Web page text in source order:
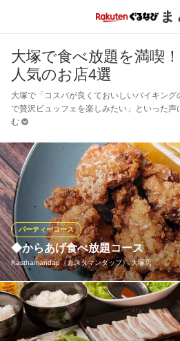
大塚で食べ放題を満喫
人気のお店4選
大塚で「コスパが良くておいしいバイキン
で贅沢ビュッフェを楽しみたい」といった声
む
◆からあげ食べ放題コース
Kasthamandap（カスタマンダップ） 大塚店
パーティーコース
2.５時間飲み放題付きのコース！旬野
ライ＆唐揚げ、ビールにぴったりのお
平日の気軽な飲み会やパーティコー